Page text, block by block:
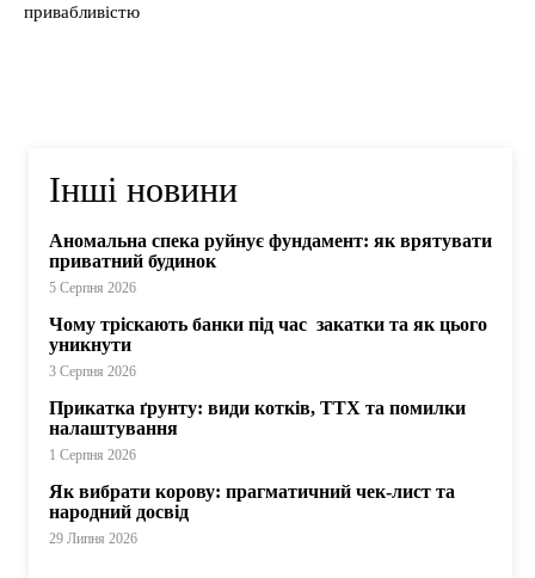
привабливістю
Інші новини
Аномальна спека руйнує фундамент: як врятувати
приватний будинок
5 Серпня 2026
Чому тріскають банки під час закатки та як цього
уникнути
3 Серпня 2026
Прикатка ґрунту: види котків, ТТХ та помилки
налаштування
1 Серпня 2026
Як вибрати корову: прагматичний чек-лист та
народний досвід
29 Липня 2026